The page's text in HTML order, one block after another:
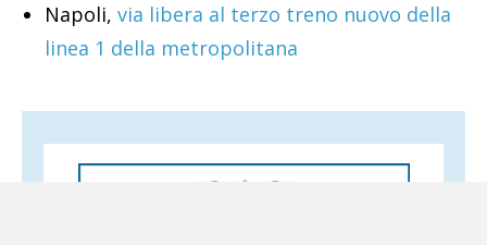
Napoli, via libera al terzo treno nuovo della
linea 1 della metropolitana